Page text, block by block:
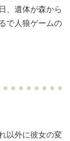
、遺体が森から
で人狼ゲームの
以外に彼女の変